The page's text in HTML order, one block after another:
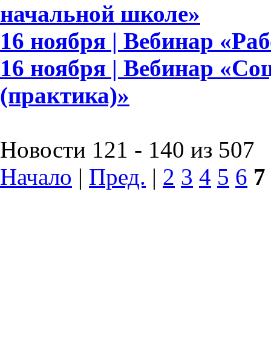
начальной школе»
16 ноября | Вебинар
16 ноября | Вебинар
(практика)»
Новости 121 - 140 из 507
Начало | Пред. | 2 3 4 5 6 7